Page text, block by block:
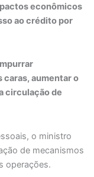
econômicos
ao crédito por
caras, aumentar o
circulação de
o ministro
de mecanismos
operações.